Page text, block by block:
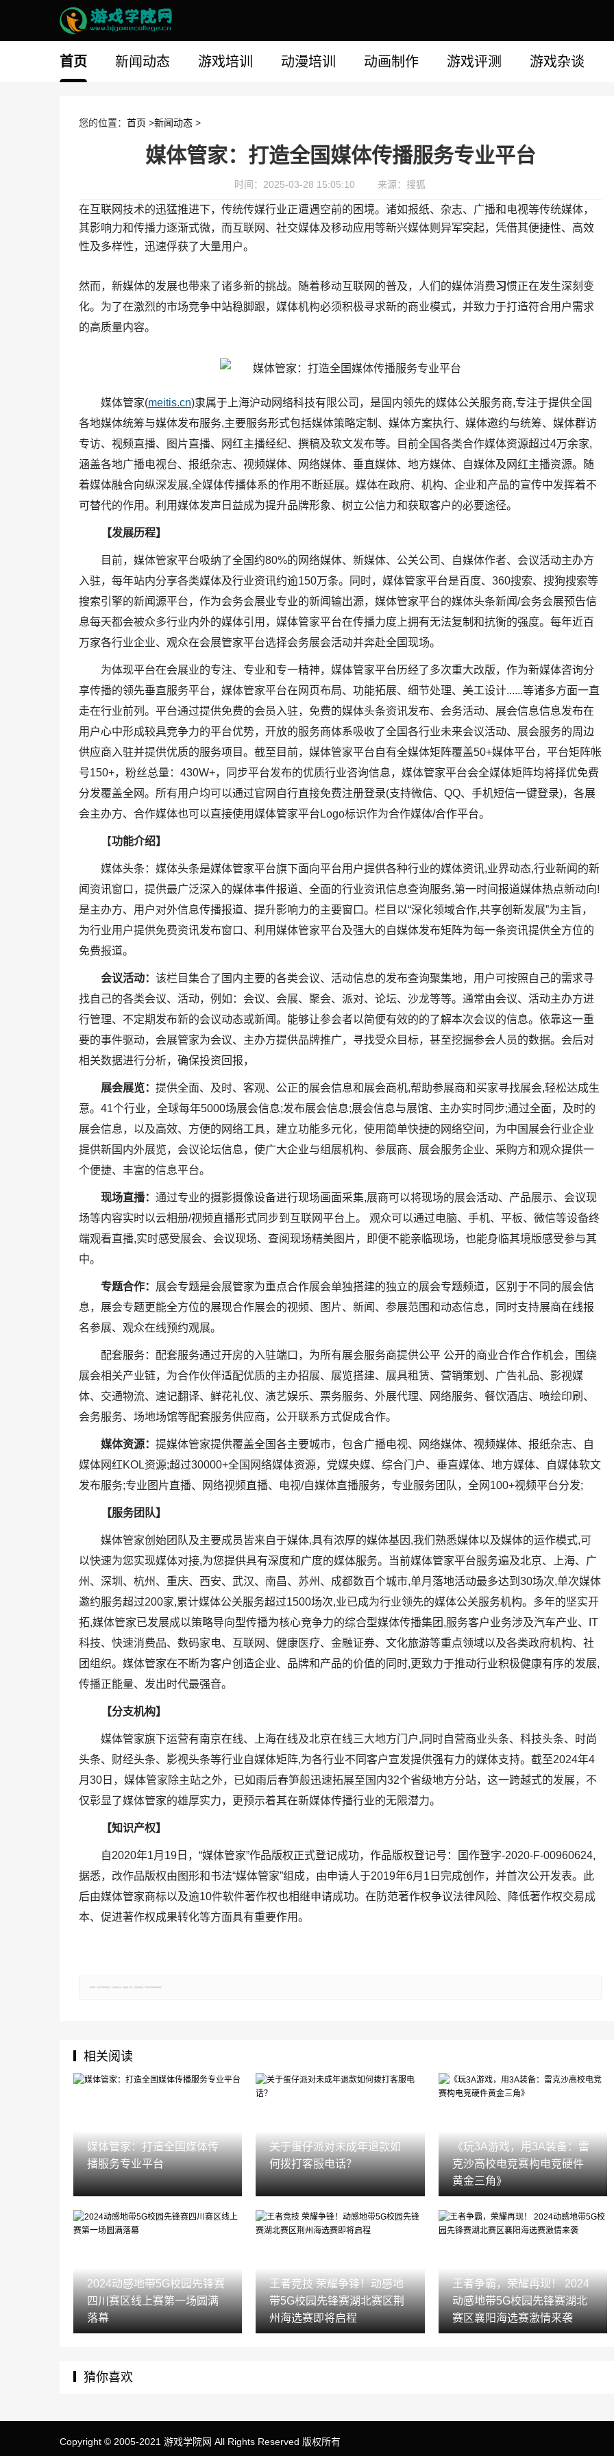
首页 新闻动态 游戏培训 动漫培训 动画制作 游戏评测 游戏杂谈
您的位置： 首页 >新闻动态 >
媒体管家：打造全国媒体传播服务专业平台
时间：2025-03-28 15:05:10 来源：搜狐
在互联网技术的迅猛推进下，传统传媒行业正遭遇空前的困境。诸如报纸、杂志、广播和电视等传统媒体，
其影响力和传播力逐渐式微，而互联网、社交媒体及移动应用等新兴媒体则异军突起，凭借其便捷性、高效
性及多样性，迅速俘获了大量用户。
然而，新媒体的发展也带来了诸多新的挑战。随着移动互联网的普及，人们的媒体消费习惯正在发生深刻变
化。为了在激烈的市场竞争中站稳脚跟，媒体机构必须积极寻求新的商业模式，并致力于打造符合用户需求
的高质量内容。
媒体管家(meitis.cn)隶属于上海沪动网络科技有限公司，是国内领先的媒体公关服务商,专注于提供全国
各地媒体统筹与媒体发布服务,主要服务形式包括媒体策略定制、媒体方案执行、媒体邀约与统筹、媒体群访
专访、视频直播、图片直播、网红主播经纪、撰稿及软文发布等。目前全国各类合作媒体资源超过4万余家,
涵盖各地广播电视台、报纸杂志、视频媒体、网络媒体、垂直媒体、地方媒体、自媒体及网红主播资源。随
着媒体融合向纵深发展,全媒体传播体系的作用不断延展。媒体在政府、机构、企业和产品的宣传中发挥着不
可替代的作用。利用媒体发声日益成为提升品牌形象、树立公信力和获取客户的必要途径。
【发展历程】
目前，媒体管家平台吸纳了全国约80%的网络媒体、新媒体、公关公司、自媒体作者、会议活动主办方
入驻，每年站内分享各类媒体及行业资讯约逾150万条。同时，媒体管家平台是百度、360搜索、搜狗搜索等
搜索引擎的新闻源平台，作为会务会展业专业的新闻输出源，媒体管家平台的媒体头条新闻/会务会展预告信
息每天都会被众多行业内外的媒体引用，媒体管家平台在传播力度上拥有无法复制和抗衡的强度。每年近百
万家各行业企业、观众在会展管家平台选择会务展会活动并奔赴全国现场。
为体现平台在会展业的专注、专业和专一精神，媒体管家平台历经了多次重大改版，作为新媒体咨询分
享传播的领先垂直服务平台，媒体管家平台在网页布局、功能拓展、细节处理、美工设计......等诸多方面一直
走在行业前列。平台通过提供免费的会员入驻，免费的媒体头条资讯发布、会务活动、展会信息信息发布在
用户心中形成较具竞争力的平台优势，开放的服务商体系吸收了全国各行业未来会议活动、展会服务的周边
供应商入驻并提供优质的服务项目。截至目前，媒体管家平台自有全媒体矩阵覆盖50+媒体平台，平台矩阵帐
号150+，粉丝总量：430W+，同步平台发布的优质行业咨询信息，媒体管家平台会全媒体矩阵均将择优免费
分发覆盖全网。所有用户均可以通过官网自行直接免费注册登录(支持微信、QQ、手机短信一键登录)，各展
会主办方、合作媒体也可以直接使用媒体管家平台Logo标识作为合作媒体/合作平台。
【功能介绍】
媒体头条：媒体头条是媒体管家平台旗下面向平台用户提供各种行业的媒体资讯,业界动态,行业新闻的新
闻资讯窗口，提供最广泛深入的媒体事件报道、全面的行业资讯信息查询服务,第一时间报道媒体热点新动向!
是主办方、用户对外信息传播报道、提升影响力的主要窗口。栏目以“深化领域合作,共享创新发展”为主旨，
为行业用户提供免费资讯发布窗口、利用媒体管家平台及强大的自媒体发布矩阵为每一条资讯提供全方位的
免费报道。
会议活动： 该栏目集合了国内主要的各类会议、活动信息的发布查询聚集地，用户可按照自己的需求寻
找自己的各类会议、活动，例如：会议、会展、聚会、派对、论坛、沙龙等等。通常由会议、活动主办方进
行管理、不定期发布新的会议动态或新闻。能够让参会者以简便有效的的了解本次会议的信息。依靠这一重
要的事件驱动，会展管家为会议、主办方提供品牌推广，寻找受众目标，甚至挖掘参会人员的数据。会后对
相关数据进行分析，确保投资回报，
展会展览： 提供全面、及时、客观、公正的展会信息和展会商机,帮助参展商和买家寻找展会,轻松达成生
意。41个行业，全球每年5000场展会信息;发布展会信息;展会信息与展馆、主办实时同步;通过全面，及时的
展会信息，以及高效、方便的网络工具，建立功能多元化，使用简单快捷的网络空间，为中国展会行业企业
提供新国内外展览，会议论坛信息，使广大企业与组展机构、参展商、展会服务企业、采购方和观众提供一
个便捷、丰富的信息平台。
现场直播： 通过专业的摄影摄像设备进行现场画面采集,展商可以将现场的展会活动、产品展示、会议现
场等内容实时以云相册/视频直播形式同步到互联网平台上。 观众可以通过电脑、手机、平板、微信等设备终
端观看直播,实时感受展会、会议现场、查阅现场精美图片，即便不能亲临现场，也能身临其境版感受参与其
中。
专题合作： 展会专题是会展管家为重点合作展会单独搭建的独立的展会专题频道，区别于不同的展会信
息，展会专题更能全方位的展现合作展会的视频、图片、新闻、参展范围和动态信息，同时支持展商在线报
名参展、观众在线预约观展。
配套服务：配套服务通过开房的入驻端口，为所有展会服务商提供公平 公开的商业合作合作机会，围绕
展会相关产业链，为合作伙伴适配优质的主办招展、展览搭建、展具租赁、营销策划、广告礼品、影视媒
体、交通物流、速记翻译、鲜花礼仪、演艺娱乐、票务服务、外展代理、网络服务、餐饮酒店、喷绘印刷、
会务服务、场地场馆等配套服务供应商，公开联系方式促成合作。
媒体资源： 提媒体管家提供覆盖全国各主要城市，包含广播电视、网络媒体、视频媒体、报纸杂志、自
媒体网红KOL资源;超过30000+全国网络媒体资源，党媒央媒、综合门户、垂直媒体、地方媒体、自媒体软文
发布服务;专业图片直播、网络视频直播、电视/自媒体直播服务，专业服务团队，全网100+视频平台分发;
【服务团队】
媒体管家创始团队及主要成员皆来自于媒体,具有浓厚的媒体基因,我们熟悉媒体以及媒体的运作模式,可
以快速为您实现媒体对接,为您提供具有深度和广度的媒体服务。当前媒体管家平台服务遍及北京、上海、广
州、深圳、杭州、重庆、西安、武汉、南昌、苏州、成都数百个城市,单月落地活动最多达到30场次,单次媒体
邀约服务超过200家,累计媒体公关服务超过1500场次,业已成为行业领先的媒体公关服务机构。多年的坚实开
拓,媒体管家已发展成以策略导向型传播为核心竞争力的综合型媒体传播集团,服务客户业务涉及汽车产业、IT
科技、快速消费品、数码家电、互联网、健康医疗、金融证券、文化旅游等重点领域以及各类政府机构、社
团组织。媒体管家在不断为客户创造企业、品牌和产品的价值的同时,更致力于推动行业积极健康有序的发展,
传播正能量、发出时代最强音。
【分支机构】
媒体管家旗下运营有南京在线、上海在线及北京在线三大地方门户,同时自营商业头条、科技头条、时尚
头条、财经头条、影视头条等行业自媒体矩阵,为各行业不同客户宣发提供强有力的媒体支持。截至2024年4
月30日，媒体管家除主站之外，已如雨后春笋般迅速拓展至国内32个省级地方分站，这一跨越式的发展，不
仅彰显了媒体管家的雄厚实力，更预示着其在新媒体传播行业的无限潜力。
【知识产权】
自2020年1月19日，“媒体管家”作品版权正式登记成功，作品版权登记号：国作登字-2020-F-00960624,
据悉，改作品版权由图形和书法“媒体管家”组成，由申请人于2019年6月1日完成创作，并首次公开发表。此
后由媒体管家商标以及逾10件软件著作权也相继申请成功。在防范著作权争议法律风险、降低著作权交易成
本、促进著作权成果转化等方面具有重要作用。
郑重声明：文章仅代表原作者观点，不代表本站立场；如有侵权、违规，可直接反馈本站，我们将会作修改或删除处理。
相关阅读
媒体管家：打造全国媒体传
播服务专业平台
关于蛋仔派对未成年退款如
何拨打客服电话？
《玩3A游戏，用3A装备：雷
克沙高校电竞赛构电竞硬件
黄金三角》
2024动感地带5G校园先锋赛
四川赛区线上赛第一场圆满
落幕‌
王者竞技 荣耀争锋！动感地
带5G校园先锋赛湖北赛区荆
州海选赛即将启程
王者争霸，荣耀再现！ 2024
动感地带5G校园先锋赛湖北
赛区襄阳海选赛激情来袭
猜你喜欢
Copyright © 2005-2021 游戏学院网 All Rights Reserved 版权所有